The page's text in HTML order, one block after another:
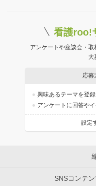
看護roo!
アンケートや座談会・取
大
応募
興味あるテーマを登録
アンケートに回答や
設定
SNSコンテ